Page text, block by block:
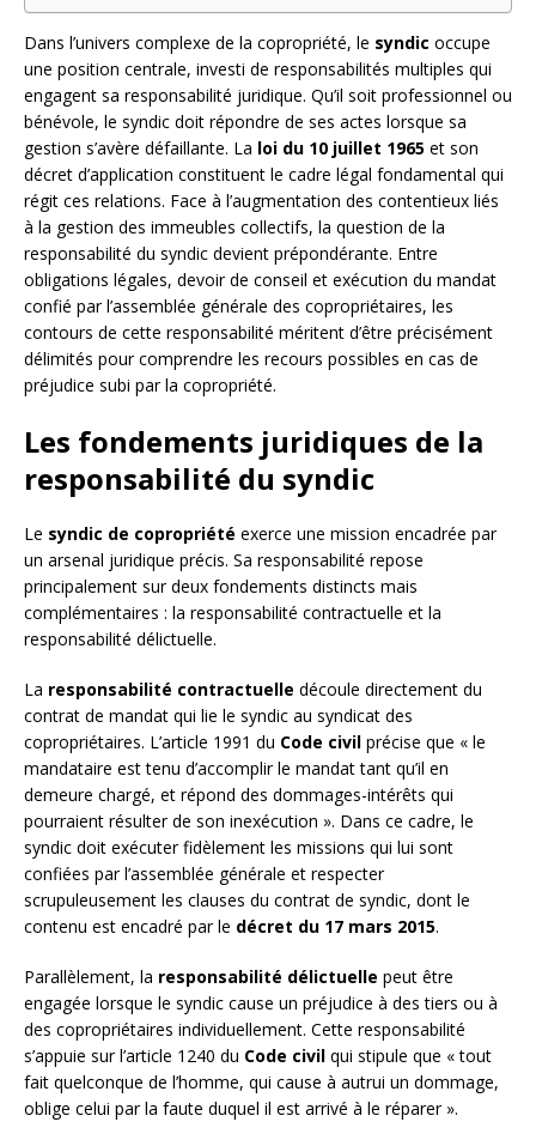
Dans l’univers complexe de la copropriété, le syndic occupe
une position centrale, investi de responsabilités multiples qui
engagent sa responsabilité juridique. Qu’il soit professionnel ou
bénévole, le syndic doit répondre de ses actes lorsque sa
gestion s’avère défaillante. La loi du 10 juillet 1965 et son
décret d’application constituent le cadre légal fondamental qui
régit ces relations. Face à l’augmentation des contentieux liés
à la gestion des immeubles collectifs, la question de la
responsabilité du syndic devient prépondérante. Entre
obligations légales, devoir de conseil et exécution du mandat
confié par l’assemblée générale des copropriétaires, les
contours de cette responsabilité méritent d’être précisément
délimités pour comprendre les recours possibles en cas de
préjudice subi par la copropriété.
Les fondements juridiques de la
responsabilité du syndic
Le syndic de copropriété exerce une mission encadrée par
un arsenal juridique précis. Sa responsabilité repose
principalement sur deux fondements distincts mais
complémentaires : la responsabilité contractuelle et la
responsabilité délictuelle.
La responsabilité contractuelle découle directement du
contrat de mandat qui lie le syndic au syndicat des
copropriétaires. L’article 1991 du Code civil précise que « le
mandataire est tenu d’accomplir le mandat tant qu’il en
demeure chargé, et répond des dommages-intérêts qui
pourraient résulter de son inexécution ». Dans ce cadre, le
syndic doit exécuter fidèlement les missions qui lui sont
confiées par l’assemblée générale et respecter
scrupuleusement les clauses du contrat de syndic, dont le
contenu est encadré par le décret du 17 mars 2015.
Parallèlement, la responsabilité délictuelle peut être
engagée lorsque le syndic cause un préjudice à des tiers ou à
des copropriétaires individuellement. Cette responsabilité
s’appuie sur l’article 1240 du Code civil qui stipule que « tout
fait quelconque de l’homme, qui cause à autrui un dommage,
oblige celui par la faute duquel il est arrivé à le réparer ».